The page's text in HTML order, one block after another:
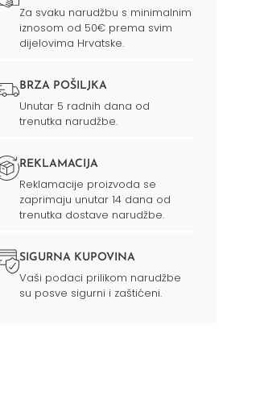
Za svaku narudžbu s minimalnim
iznosom od 50€ prema svim
dijelovima Hrvatske.
BRZA POŠILJKA
Unutar 5 radnih dana od
trenutka narudžbe.
REKLAMACIJA
Reklamacije proizvoda se
zaprimaju unutar 14 dana od
trenutka dostave narudžbe.
SIGURNA KUPOVINA
Vaši podaci prilikom narudžbe
su posve sigurni i zaštićeni.